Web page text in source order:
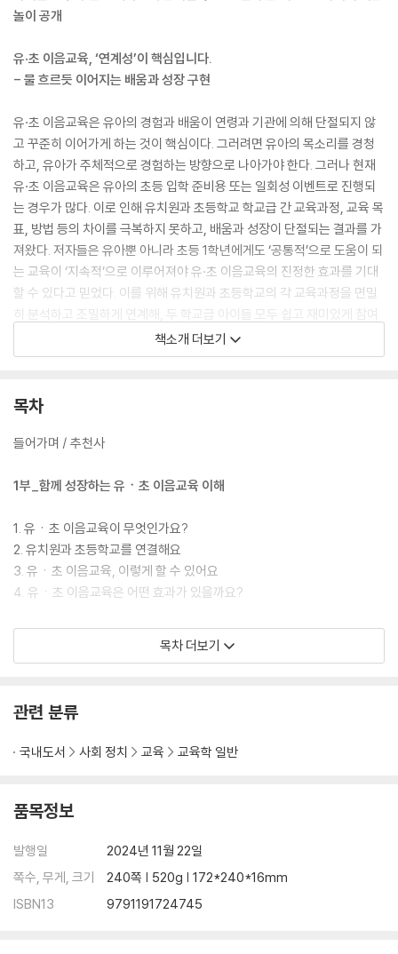
놀이 공개
유·초 이음교육, ‘연계성’이 핵심입니다.
- 물 흐르듯 이어지는 배움과 성장 구현
유·초 이음교육은 유아의 경험과 배움이 연령과 기관에 의해 단절되지 않
고 꾸준히 이어가게 하는 것이 핵심이다. 그러려면 유아의 목소리를 경청
하고, 유아가 주체적으로 경험하는 방향으로 나아가야 한다. 그러나 현재
유·초 이음교육은 유아의 초등 입학 준비용 또는 일회성 이벤트로 진행되
는 경우가 많다. 이로 인해 유치원과 초등학교 학교급 간 교육과정, 교육 목
표, 방법 등의 차이를 극복하지 못하고, 배움과 성장이 단절되는 결과를 가
져왔다. 저자들은 유아뿐 아니라 초등 1학년에게도 ‘공통적’으로 도움이 되
는 교육이 ‘지속적’으로 이루어져야 유·초 이음교육의 진정한 효과를 기대
할 수 있다고 믿었다. 이를 위해 유치원과 초등학교의 각 교육과정을 면밀
히 분석하고 조밀하게 연계해, 두 학교급 아이들 모두 쉽고 재미있게 참여
할 수 있는 놀이와 활동을 기획하는 데 집중했다. 이 책은 유아에게 필요한
기본 생활 습관, 인지 발달, 인성 교육, 창의성 및 문제 해결력을 큰 줄기로
수 있는 35가지 활동을 기획해 충실히 담았다.
책소개 더보기
목차
들어가며 / 추천사
1부_함께 성장하는 유ㆍ초 이음교육 이해
1. 유ㆍ초 이음교육이 무엇인가요?
2. 유치원과 초등학교를 연결해요
3. 유ㆍ초 이음교육, 이렇게 할 수 있어요
4. 유ㆍ초 이음교육은 어떤 효과가 있을까요?
2부_스스로 할 수 있어요
돕는 다양한 놀이와 활동을 소개합니다.
2. 우리는 화장실 탐험대
4. 나와 친구, 모두를 지키는 공공질서
6. 손가락 힘 대장, 젓가락 놀이
7. 골고루 맛있게! 급식실에서 생긴 일
8. 행복한 미소를 위한 첫걸음, 양치 놀이
목차 더보기
관련 분류
국내도서 사회 정치 교육 교육학 일반
품목정보
발행일
2024년 11월 22일
쪽수, 무게, 크기
240쪽 | 520g | 172*240*16mm
ISBN13
9791191724745